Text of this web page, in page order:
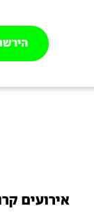
אירועים